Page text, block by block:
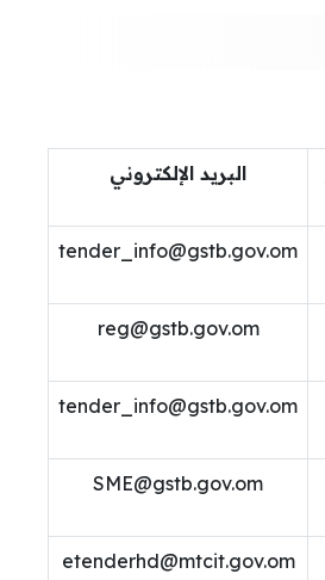
البريد الإلكتروني
tender_info@gstb.gov.om
reg@gstb.gov.om
tender_info@gstb.gov.om
SME@gstb.gov.om
etenderhd@mtcit.gov.om